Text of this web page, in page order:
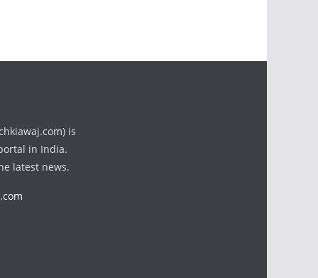
is
in India.
latest news.